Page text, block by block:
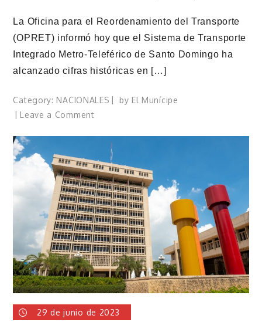
La Oficina para el Reordenamiento del Transporte
(OPRET) informó hoy que el Sistema de Transporte
Integrado Metro-Teleférico de Santo Domingo ha
alcanzado cifras históricas en […]
Category: NACIONALES by El Munícipe
Leave a Commenton
Metro
Santo
Domingo
rompe
récord
29 de junio de 2023